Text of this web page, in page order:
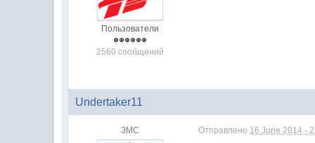
Пользователи
2560 сообщений
Undertaker11
ЗМС Отправлено 16 June 2014 -